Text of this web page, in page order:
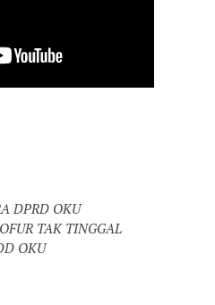
DPRD OKU
TAK TINGGAL
OKU